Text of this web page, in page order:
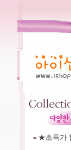
★초특가